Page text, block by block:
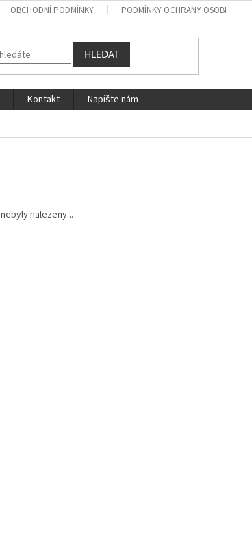
OBCHODNÍ PODMÍNKY PODMÍNKY OCHRANY OSOBNÍCH
HLEDAT
Kontakt
Napište nám
nebyly nalezeny...